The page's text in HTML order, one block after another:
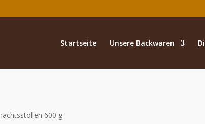
Startseite Unsere Backwaren
600 g